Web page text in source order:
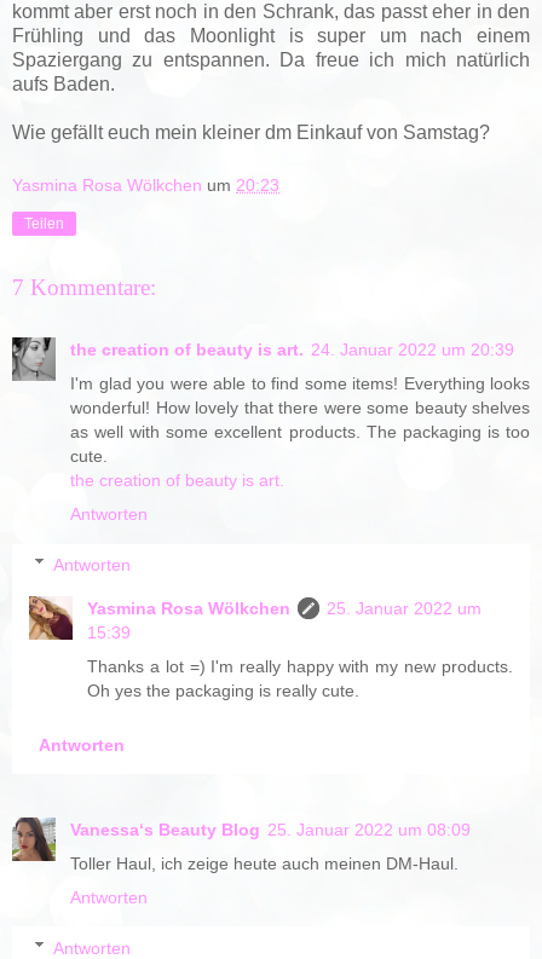
kommt aber erst noch in den Schrank, das passt eher in den
Frühling und das Moonlight is super um nach einem
Spaziergang zu entspannen. Da freue ich mich natürlich
aufs Baden.
Wie gefällt euch mein kleiner dm Einkauf von Samstag?
Yasmina Rosa Wölkchen um 20:23
Teilen
7 Kommentare:
the creation of beauty is art. 24. Januar 2022 um 20:39
I'm glad you were able to find some items! Everything looks
wonderful! How lovely that there were some beauty shelves
as well with some excellent products. The packaging is too
cute.
the creation of beauty is art.
Antworten
Antworten
Yasmina Rosa Wölkchen
25. Januar 2022 um
15:39
Thanks a lot =) I'm really happy with my new products.
Oh yes the packaging is really cute.
Antworten
Vanessa‘s Beauty Blog 25. Januar 2022 um 08:09
Toller Haul, ich zeige heute auch meinen DM-Haul.
Antworten
Antworten